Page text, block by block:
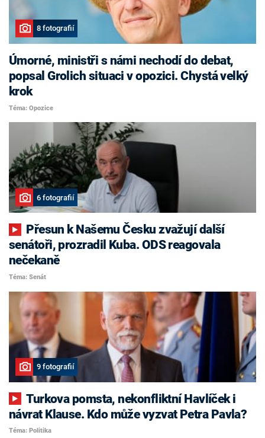
8 fotografií
Úmorné, ministři s námi nechodí do debat,
popsal Grolich situaci v opozici. Chystá velký
krok
Téma: Opozice
6 fotografií
senátoři, prozradil Kuba. ODS reagovala
nečekaně
Téma: Senát
9 fotografií
Turkova pomsta, nekonfliktní Havlíček i
návrat Klause. Kdo může vyzvat Petra Pavla?
Téma: Politika